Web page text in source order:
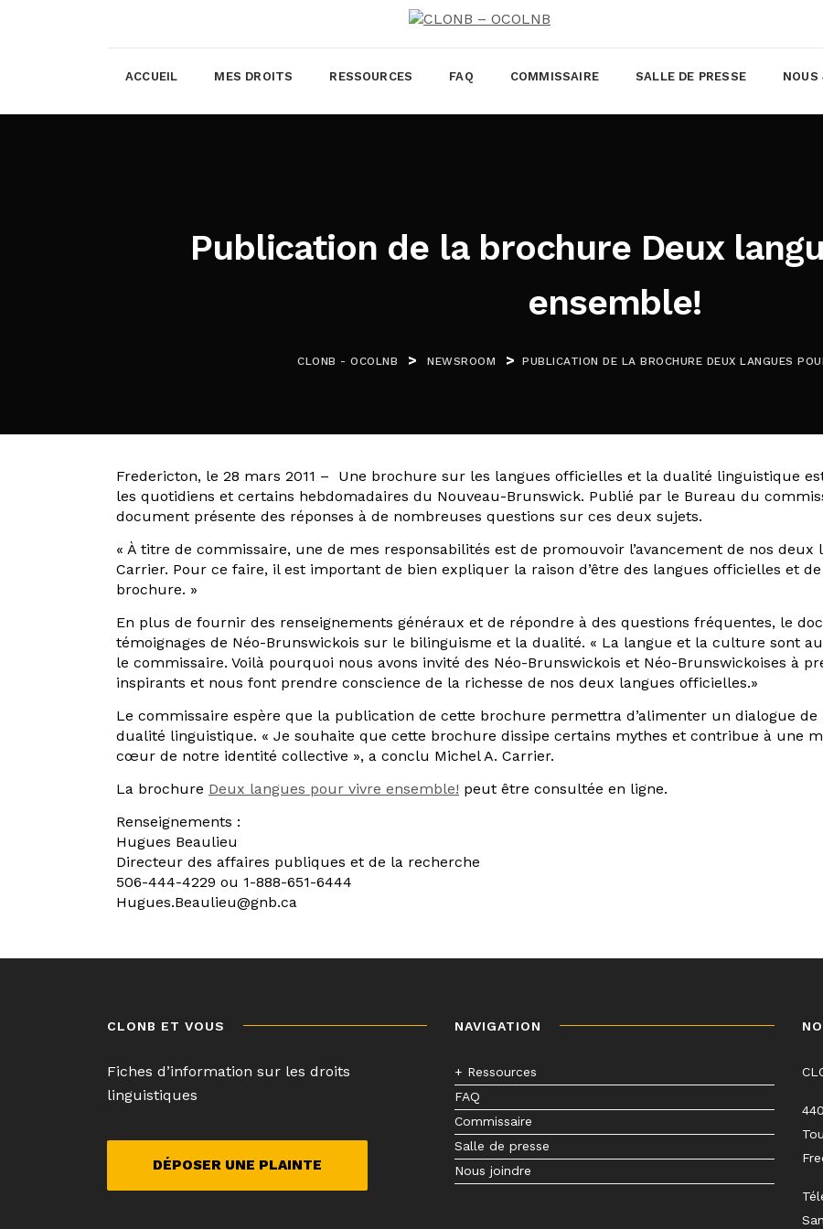
ACCUEIL MES DROITS RESSOURCES FAQ COMMISSAIRE SALLE DE PRESSE NOUS
Publication de la brochure Deux
ensemble!
CLONB - OCOLNB > NEWSROOM > PUBLICATION DE LA BROCHURE DEUX LANGUES
Fredericton, le 28 mars 2011 – Une brochure sur les langues officielles et la dualité linguistique
les quotidiens et certains hebdomadaires du Nouveau-Brunswick. Publié par le Bureau du
document présente des réponses à de nombreuses questions sur ces deux sujets.
« À titre de commissaire, une de mes responsabilités est de promouvoir l’avancement de nos
Carrier. Pour ce faire, il est important de bien expliquer la raison d’être des langues officielles et
brochure. »
En plus de fournir des renseignements généraux et de répondre à des questions fréquentes, le
témoignages de Néo-Brunswickois sur le bilinguisme et la dualité. « La langue et la culture sont
le commissaire. Voilà pourquoi nous avons invité des Néo-Brunswickois et Néo-Brunswickoises à
inspirants et nous font prendre conscience de la richesse de nos deux langues officielles.»
Le commissaire espère que la publication de cette brochure permettra d’alimenter un dialogue
dualité linguistique. « Je souhaite que cette brochure dissipe certains mythes et contribue à une
cœur de notre identité collective », a conclu Michel A. Carrier.
La brochure Deux langues pour vivre ensemble! peut être consultée en ligne.
Renseignements :
Hugues Beaulieu
Directeur des affaires publiques et de la recherche
506-444-4229 ou 1-888-651-6444
Hugues.Beaulieu@gnb.ca
CLONB ET VOUS
Fiches d’information sur les droits
linguistiques
DÉPOSER UNE PLAINTE
NAVIGATION
+ Ressources
FAQ
Commissaire
Salle de presse
Nous joindre